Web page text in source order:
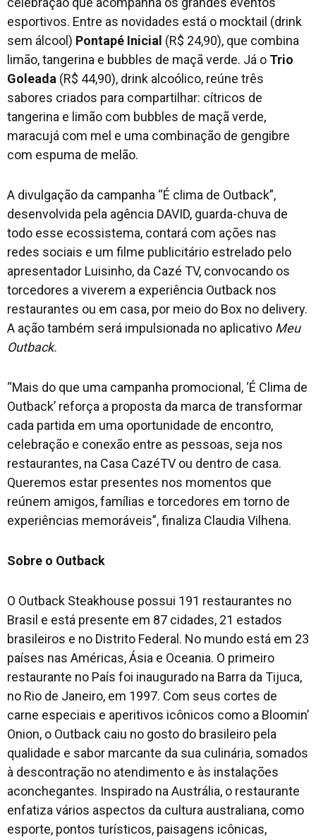
esportivos. Entre as novidades está o mocktail (drink
sem álcool) Pontapé Inicial (R$ 24,90), que combina
limão, tangerina e bubbles de maçã verde. Já o Trio
Goleada (R$ 44,90), drink alcoólico, reúne três
sabores criados para compartilhar: cítricos de
tangerina e limão com bubbles de maçã verde,
maracujá com mel e uma combinação de gengibre
com espuma de melão.
A divulgação da campanha “É clima de Outback”,
desenvolvida pela agência DAVID, guarda-chuva de
todo esse ecossistema, contará com ações nas
redes sociais e um filme publicitário estrelado pelo
apresentador Luisinho, da Cazé TV, convocando os
torcedores a viverem a experiência Outback nos
restaurantes ou em casa, por meio do Box no delivery.
A ação também será impulsionada no aplicativo Meu
Outback.
“Mais do que uma campanha promocional, ‘É Clima de
Outback’ reforça a proposta da marca de transformar
cada partida em uma oportunidade de encontro,
celebração e conexão entre as pessoas, seja nos
restaurantes, na Casa CazéTV ou dentro de casa.
Queremos estar presentes nos momentos que
reúnem amigos, famílias e torcedores em torno de
experiências memoráveis”, finaliza Claudia Vilhena.
Sobre o Outback
O Outback Steakhouse possui 191 restaurantes no
Brasil e está presente em 87 cidades, 21 estados
brasileiros e no Distrito Federal. No mundo está em 23
países nas Américas, Ásia e Oceania. O primeiro
restaurante no País foi inaugurado na Barra da Tijuca,
no Rio de Janeiro, em 1997. Com seus cortes de
carne especiais e aperitivos icônicos como a Bloomin’
Onion, o Outback caiu no gosto do brasileiro pela
qualidade e sabor marcante da sua culinária, somados
à descontração no atendimento e às instalações
aconchegantes. Inspirado na Austrália, o restaurante
enfatiza vários aspectos da cultura australiana, como
esporte, pontos turísticos, paisagens icônicas,